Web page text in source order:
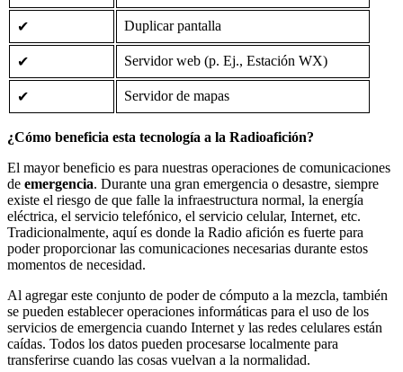
✔ Duplicar pantalla
✔ Servidor web (p. Ej., Estación WX)
✔ Servidor de mapas
¿Cómo beneficia esta tecnología a la Radioafición?
El mayor beneficio es para nuestras operaciones de comunicaciones
de emergencia. Durante una gran emergencia o desastre, siempre
existe el riesgo de que falle la infraestructura normal, la energía
eléctrica, el servicio telefónico, el servicio celular, Internet, etc.
Tradicionalmente, aquí es donde la Radio afición es fuerte para
poder proporcionar las comunicaciones necesarias durante estos
momentos de necesidad.
Al agregar este conjunto de poder de cómputo a la mezcla, también
se pueden establecer operaciones informáticas para el uso de los
servicios de emergencia cuando Internet y las redes celulares están
caídas. Todos los datos pueden procesarse localmente para
transferirse cuando las cosas vuelvan a la normalidad.